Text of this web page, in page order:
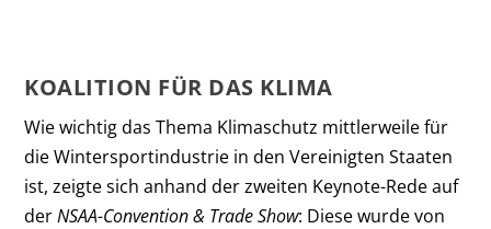
KOALITION FÜR DAS KLIMA
Wie wichtig das Thema Klimaschutz mittlerweile für
die Wintersportindustrie in den Vereinigten Staaten
ist, zeigte sich anhand der zweiten Keynote-Rede auf
derNSAA-Convention & Trade Show: Diese wurde von